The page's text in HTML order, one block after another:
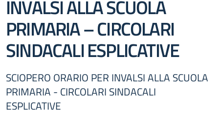
INVALSI ALLA SCUOLA
PRIMARIA – CIRCOLARI
SINDACALI ESPLICATIVE
SCIOPERO ORARIO PER INVALSI ALLA SCUOLA
PRIMARIA - CIRCOLARI SINDACALI
ESPLICATIVE